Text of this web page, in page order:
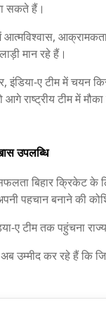
सकते हैं।
मान रहे हैं।
इंडिया-ए टीम में चयन
आगे राष्ट्रीय टीम में
उपलब्धि
बिहार क्रिकेट के
पहचान बनाने की
ए टीम तक पहुंचना
उम्मीद कर रहे हैं कि